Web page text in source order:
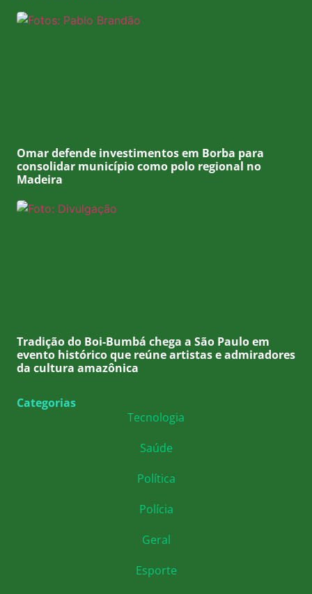
Omar defende investimentos em Borba para
consolidar município como polo regional no
Madeira
Tradição do Boi-Bumbá chega a São Paulo em
evento histórico que reúne artistas e admiradores
da cultura amazônica
Categorias
Tecnologia
Saúde
Política
Polícia
Geral
Esporte